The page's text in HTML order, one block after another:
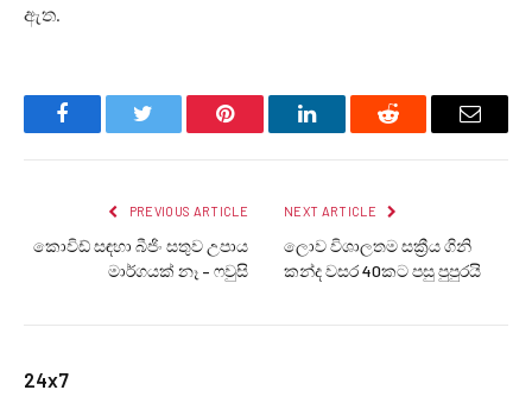
ඇත.
FacebookTwitter Pinterest LinkedInReddit Email
PREVIOUS ARTICLE
කොවිඩ් සඳහා බීජිං සතුව උපාය
මාර්ගයක් නෑ – ෆවුසි
NEXT ARTICLE
ලොව විශාලතම සක්‍රීය ගිනි
කන්ද වසර 40කට පසු පුපුරයි
24x7